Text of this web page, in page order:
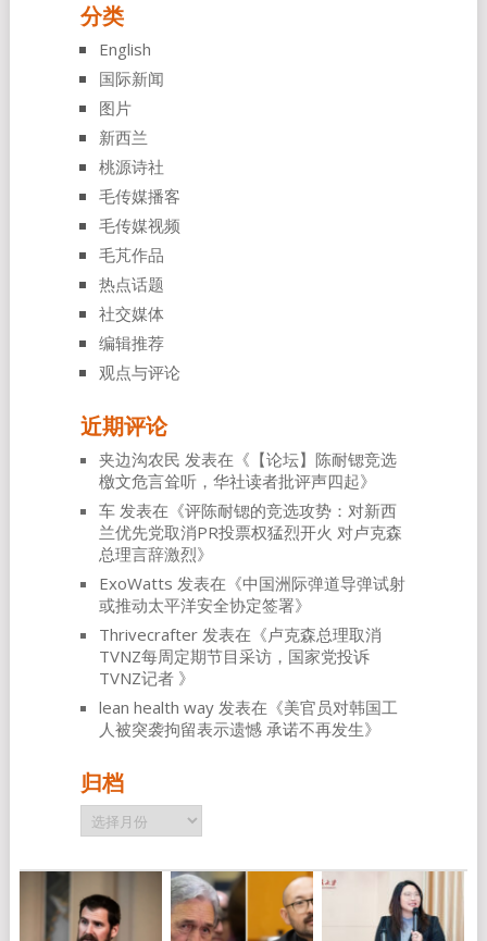
分类
English
国际新闻
图片
新西兰
桃源诗社
毛传媒播客
毛传媒视频
毛芃作品
热点话题
社交媒体
编辑推荐
观点与评论
近期评论
夹边沟农民 发表在《 【论坛】陈耐锶竞选
檄文危言耸听，华社读者批评声四起》
车发表在《评陈耐锶的竞选攻势：对新西
兰优先党取消PR投票权猛烈开火 对卢克森
总理言辞激烈》
ExoWatts 发表在《中国洲际弹道导弹试射
或推动太平洋安全协定签署》
Thrivecrafter发表在《卢克森总理取消
TVNZ每周定期节目采访，国家党投诉
TVNZ记者 》
lean health way发表在《美官员对韩国工
人被突袭拘留表示遗憾 承诺不再发生》
归档
归
档